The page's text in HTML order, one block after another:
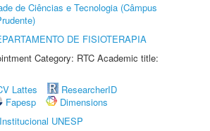
de Ciências e Tecnologia (Câmpus
DE FISIOTERAPIA
Category: RTC Academic title:
Lattes
ResearcherID
Fapesp
Dimensions
UNESP